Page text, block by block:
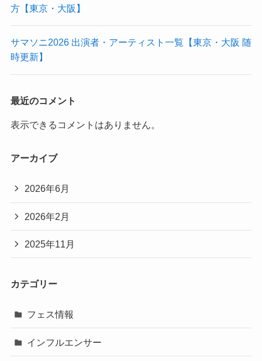
方【東京・大阪】
サマソニ2026 出演者・アーティスト一覧【東京・大阪 随
時更新】
最近のコメント
表示できるコメントはありません。
アーカイブ
2026年6月
2026年2月
2025年11月
カテゴリー
フェス情報
インフルエンサー